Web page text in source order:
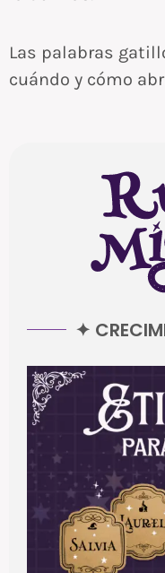
Las palabras
cuándo y cómo
✦